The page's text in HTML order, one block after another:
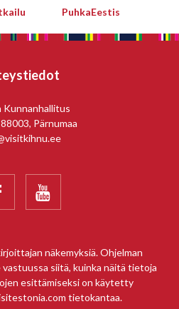
PuhkaEestis
Kunnanhallitus
Pärnumaa

näkemyksiä. Ohjelman
siitä, kuinka näitä tietoja
esittämiseksi on käytetty
tietokantaa.